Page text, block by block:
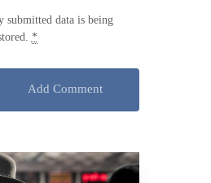
submitted data is being
*